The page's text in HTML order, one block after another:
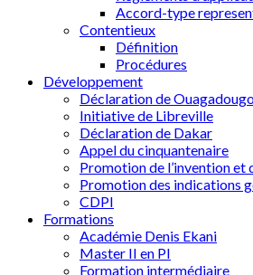
Accord-type
Contentieux
Définition
Procédures
Développement
Déclaration de
Initiative de Libreville
Déclaration de Dakar
Appel du cinquantenaire
Promotion de l’invention et
Promotion des indications
CDPI
Formations
Académie Denis Ekani
Master II en PI
Formation intermédiaire